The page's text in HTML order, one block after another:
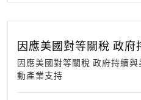
因應美國對等關稅 政府
濟急」先啟動產業支持
因應美國對等關稅 政府持續
動產業支持